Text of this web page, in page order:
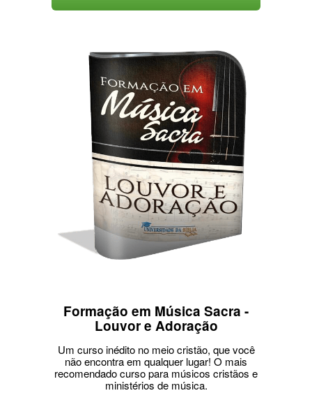
Formação em Música Sacra -
Louvor e Adoração
Um curso inédito no meio cristão, que você
não encontra em qualquer lugar! O mais
recomendado curso para músicos cristãos e
ministérios de música.